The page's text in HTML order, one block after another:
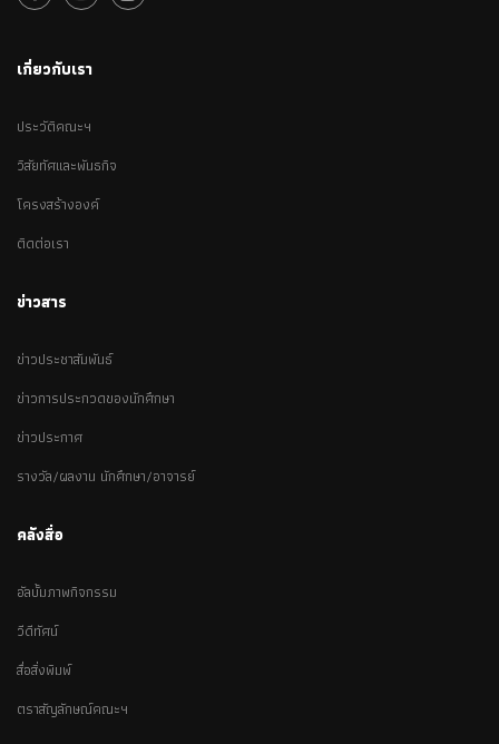
เกี่ยวกับเรา
ประวัติคณะฯ
วิสัยทัศและพันธกิจ
โครงสร้างองค์
ติดต่อเรา
ข่าวสาร
ข่าวประชาสัมพันธ์
ข่าวการประกวดของนักศึกษา
ข่าวประกาศ
รางวัล/ผลงาน นักศึกษา/อาจารย์
คลังสื่อ
อัลบั้มภาพกิจกรรม
วีดีทัศน์
สื่อสิ่งพิมพ์
ตราสัญลักษณ์คณะฯ